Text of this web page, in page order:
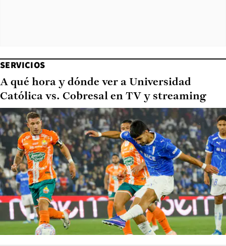
SERVICIOS
A qué hora y dónde ver a Universidad
Católica vs. Cobresal en TV y streaming